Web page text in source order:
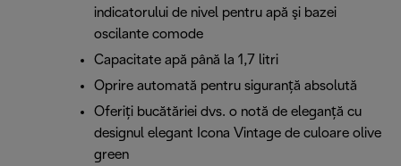
indicatorului de nivel pentru apă şi bazei
oscilante comode
Capacitate apă până la 1,7 litri
Oprire automată pentru siguranță absolută
Oferiți bucătăriei dvs. o notă de eleganță cu
designul elegant Icona Vintage de culoare olive
green